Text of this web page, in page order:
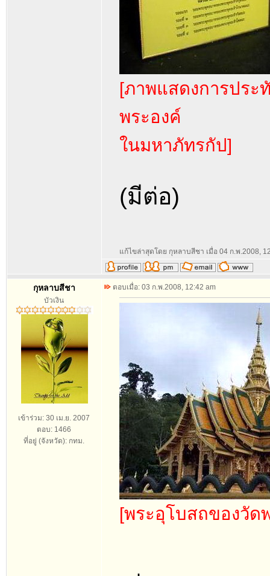
[ภาพแสดงการประ
พระองค์
ในมหาภัทรกัป]
(มีต่อ)
แก้ไขล่าสุดโดย กุหลาบสีชา เมื่อ 04 ก.พ.2008,
กุหลาบสีชา
บัวเงิน
เข้าร่วม: 30 เม.ย. 2007
ตอบ: 1466
ที่อยู่ (จังหวัด): กทม.
ตอบเมื่อ: 03 ก.พ.2008, 12:42 am
[พระอุโบสถของวัด